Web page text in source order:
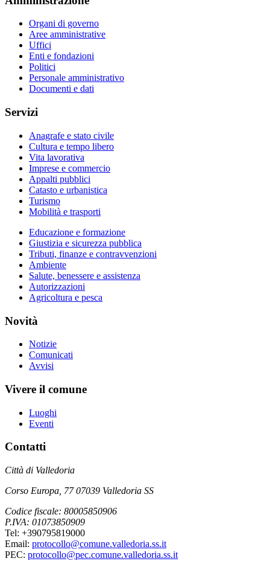
Organi di governo
Aree amministrative
Uffici
Enti e fondazioni
Politici
Personale amministrativo
Documenti e dati
Servizi
Anagrafe e stato civile
Cultura e tempo libero
Vita lavorativa
Imprese e commercio
Appalti pubblici
Catasto e urbanistica
Turismo
Mobilità e trasporti
Educazione e formazione
Giustizia e sicurezza pubblica
Tributi, finanze e contravvenzioni
Ambiente
Salute, benessere e assistenza
Autorizzazioni
Agricoltura e pesca
Novità
Notizie
Comunicati
Avvisi
Vivere il comune
Luoghi
Eventi
Contatti
Città di Valledoria
Corso Europa, 77 07039 Valledoria SS
Codice fiscale: 80005850906
P.IVA: 01073850909
Tel: +390795819000
Email: protocollo@comune.valledoria.ss.it
PEC: protocollo@pec.comune.valledoria.ss.it